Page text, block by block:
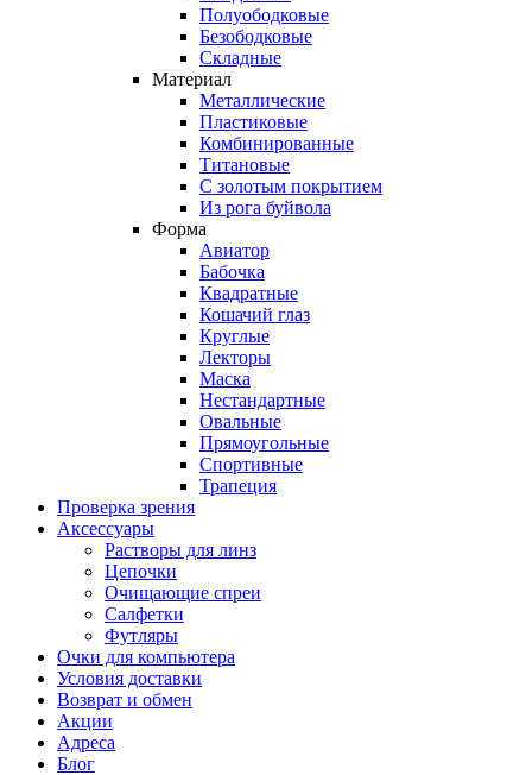
Полуободковые
Безободковые
Складные
Материал
Металлические
Пластиковые
Комбинированные
Титановые
С золотым покрытием
Из рога буйвола
Форма
Авиатор
Бабочка
Квадратные
Кошачий глаз
Круглые
Лекторы
Маска
Нестандартные
Овальные
Прямоугольные
Спортивные
Трапеция
Проверка зрения
Аксессуары
Растворы для линз
Цепочки
Очищающие спреи
Салфетки
Футляры
Очки для компьютера
Условия доставки
Возврат и обмен
Акции
Адреса
Блог